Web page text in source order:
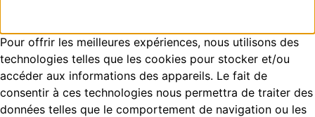
Pour offrir les meilleures expériences, nous utilisons des
technologies telles que les cookies pour stocker et/ou
accéder aux informations des appareils. Le fait de
consentir à ces technologies nous permettra de traiter des
données telles que le comportement de navigation ou les